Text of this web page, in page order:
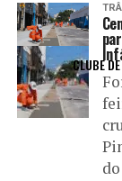
CLUBE